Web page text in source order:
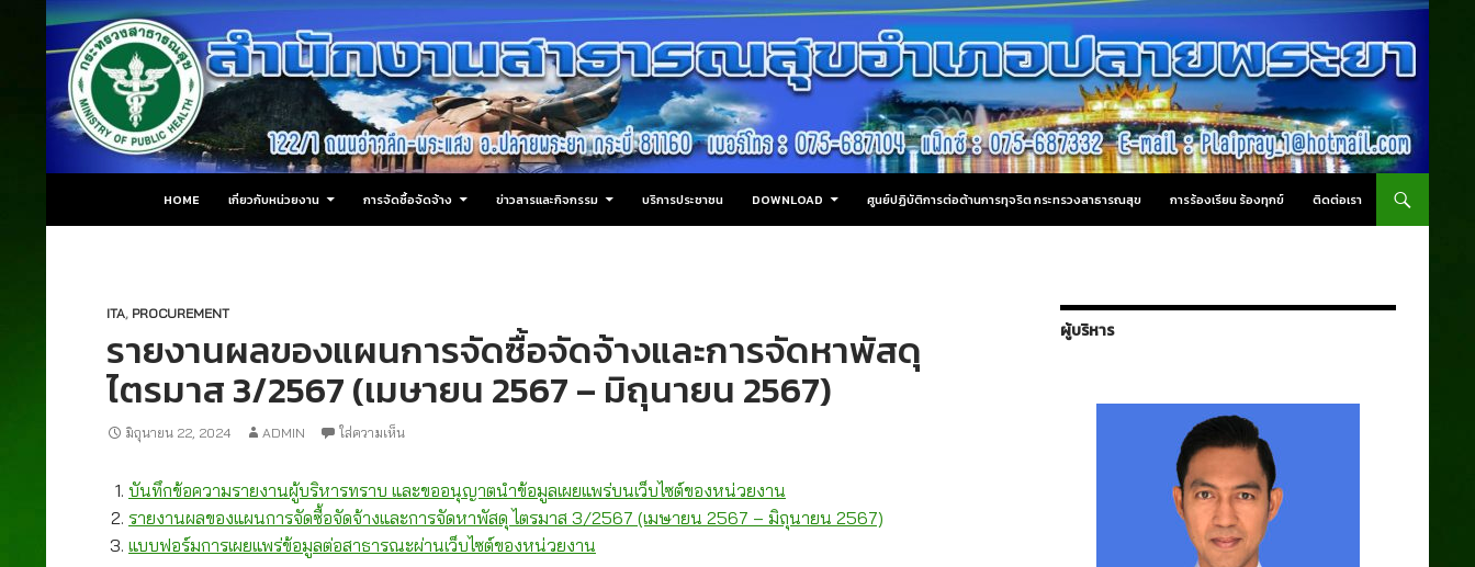
สำนักงานสาธารณสุขอำเภอปลายพระยา
HOME
เกี่ยวกับหน่วยงาน การจัดซื้อจัดจ้าง ข่าวสารและกิจกรรม บริการประชาชน DOWNLOAD ศูนย์ปฏิบัติการต่อต้านการทุจริต กระทรวงสาธารณสุข การร้องเรียน ร้องทุกข์ ติดต่อเรา
ITA, PROCUREMENT
รายงานผลของแผนการจัดซื้อจัดจ้างและการจัดหาพัสดุ
ไตรมาส 3/2567 (เมษายน 2567 – มิถุนายน 2567)
มิถุนายน 22, 2024 ADMIN ใส่ความเห็น
บันทึกข้อความรายงานผู้บริหารทราบ และขออนุญาตนำข้อมูลเผยแพร่บนเว็บไซต์ของหน่วยงาน
รายงานผลของแผนการจัดซื้อจัดจ้างและการจัดหาพัสดุ ไตรมาส 3/2567 (เมษายน 2567 – มิถุนายน 2567)
แบบฟอร์มการเผยแพร่ข้อมูลต่อสาธารณะผ่านเว็บไซต์ของหน่วยงาน
ผู้บริหาร